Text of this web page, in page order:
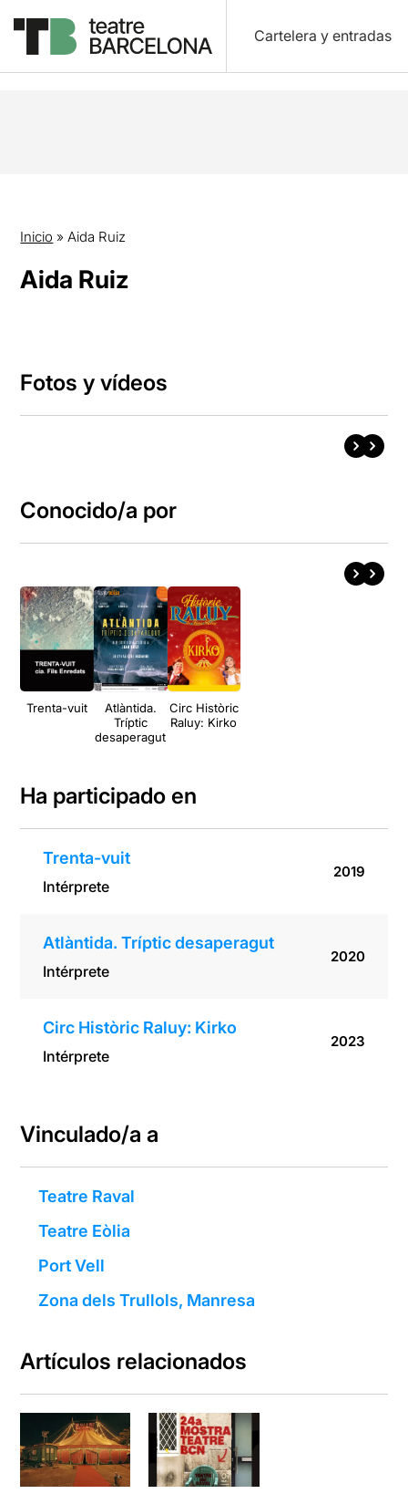
Cartelera y entradas
Inicio »Aida Ruiz
Aida Ruiz
Fotos y vídeos
Conocido/a por
Trenta-vuit
Atlàntida.
Tríptic
desaperagut
Circ Històric
Raluy: Kirko
Ha participado en
Trenta-vuit
Intérprete
2019
Atlàntida. Tríptic desaperagut
Intérprete
2020
Circ Històric Raluy: Kirko
Intérprete
2023
Vinculado/a a
Teatre Raval
Teatre Eòlia
Port Vell
Zona dels Trullols, Manresa
Artículos relacionados